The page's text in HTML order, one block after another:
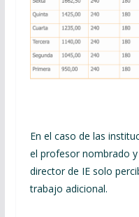
En el caso de las
el profesor nombrado
director de IE solo
trabajo adicional.